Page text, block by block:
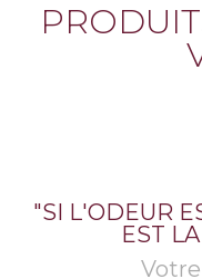
"SI L'ODEUR
EST